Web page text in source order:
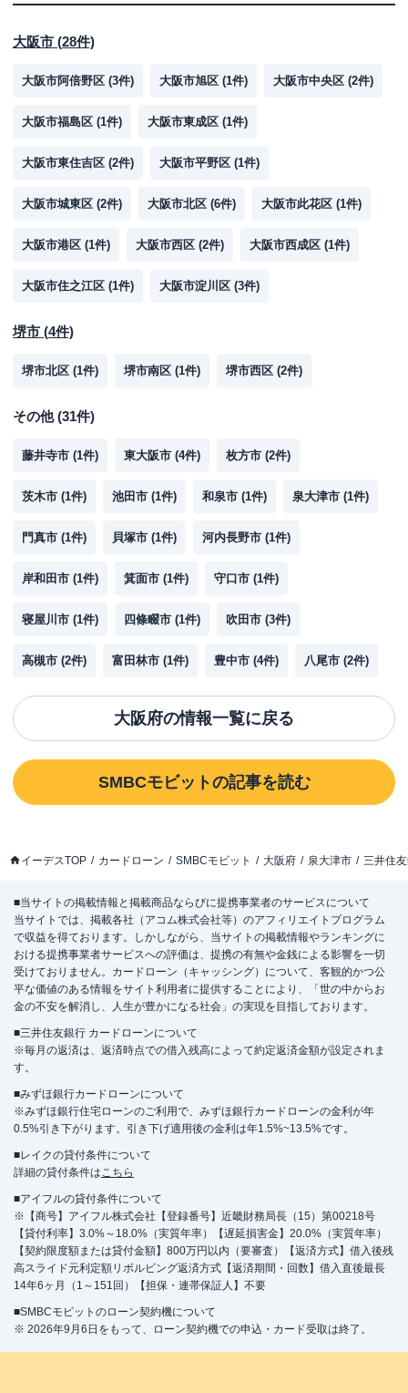
大阪市 (28件)
大阪市阿倍野区 (3件) 大阪市旭区 (1件) 大阪市中央区 (2件)
大阪市福島区 (1件) 大阪市東成区 (1件)
大阪市東住吉区 (2件) 大阪市平野区 (1件)
大阪市城東区 (2件) 大阪市北区 (6件) 大阪市此花区 (1件)
大阪市港区 (1件) 大阪市西区 (2件) 大阪市西成区 (1件)
大阪市住之江区 (1件) 大阪市淀川区 (3件)
堺市 (4件)
堺市北区 (1件) 堺市南区 (1件) 堺市西区 (2件)
その他(31件)
藤井寺市 (1件) 東大阪市 (4件) 枚方市 (2件)
茨木市 (1件) 池田市 (1件) 和泉市 (1件) 泉大津市 (1件)
門真市 (1件) 貝塚市 (1件) 河内長野市 (1件)
岸和田市 (1件) 箕面市 (1件) 守口市 (1件)
寝屋川市 (1件) 四條畷市 (1件) 吹田市 (3件)
高槻市 (2件) 富田林市 (1件) 豊中市 (4件) 八尾市 (2件)
大阪府の情報一覧に戻る
SMBCモビットの記事を読む
イーデスTOP カードローン SMBCモビット 大阪府 泉大津市 三井住
■当サイトの掲載情報と掲載商品ならびに提携事業者のサービスについて
当サイトでは、掲載各社（アコム株式会社等）のアフィリエイトプログラム
で収益を得ております。しかしながら、当サイトの掲載情報やランキングに
おける提携事業者サービスへの評価は、提携の有無や金銭による影響を一切
受けておりません。カードローン（キャッシング）について、客観的かつ公
平な価値のある情報をサイト利用者に提供することにより、「世の中からお
金の不安を解消し、人生が豊かになる社会」の実現を目指しております。
■三井住友銀行 カードローンについて
※毎月の返済は、返済時点での借入残高によって約定返済金額が設定されま
す。
■みずほ銀行カードローンについて
※みずほ銀行住宅ローンのご利用で、みずほ銀行カードローンの金利が年
0.5%引き下がります。引き下げ適用後の金利は年1.5%~13.5%です。
■レイクの貸付条件について
詳細の貸付条件はこちら
■アイフルの貸付条件について
※【商号】アイフル株式会社【登録番号】近畿財務局長（15）第00218号
【貸付利率】3.0%～18.0%（実質年率）【遅延損害金】20.0%（実質年率）
【契約限度額または貸付金額】800万円以内（要審査）【返済方式】借入後残
高スライド元利定額リボルビング返済方式【返済期間・回数】借入直後最長
14年6ヶ月（1～151回）【担保・連帯保証人】不要
■SMBCモビットのローン契約機について
※ 2026年9月6日をもって、ローン契約機での申込・カード受取は終了。